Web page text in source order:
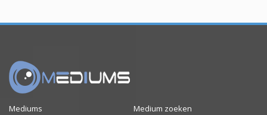
Mediums
Medium zoeken